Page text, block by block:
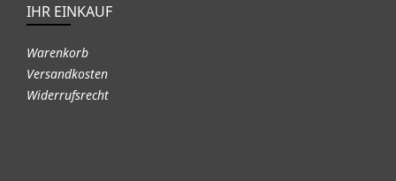
IHR EINKAUF
Warenkorb
Versandkosten
Widerrufsrecht